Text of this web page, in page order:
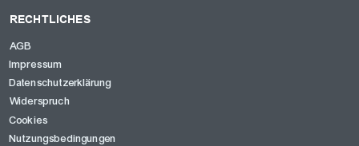
RECHTLICHES
AGB
Impressum
Datenschutzerklärung
Widerspruch
Cookies
Nutzungsbedingungen